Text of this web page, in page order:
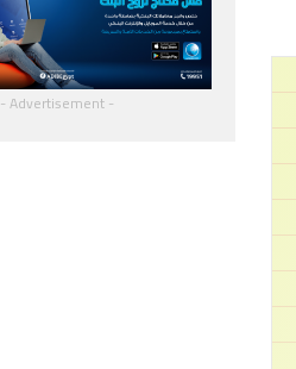
- Advertisement -